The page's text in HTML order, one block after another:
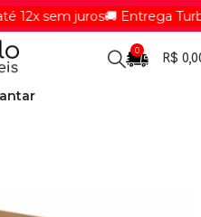
sem juros🚚 Entrega
0
R$